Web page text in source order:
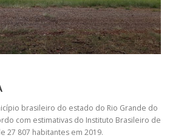
brasileiro do estado do Rio Grande do
com estimativas do Instituto Brasileiro de
27 807 habitantes em 2019.